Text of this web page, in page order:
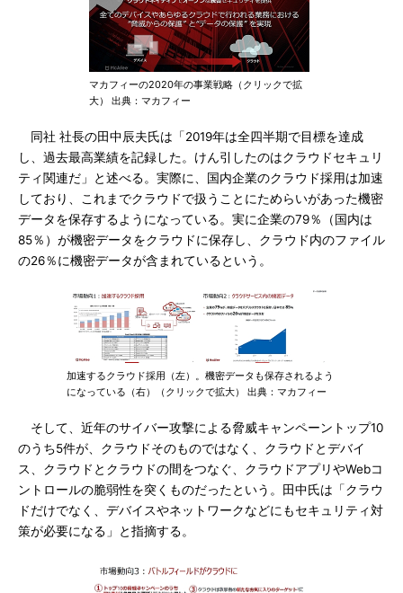
マカフィーの2020年の事業戦略（クリックで拡
大） 出典：マカフィー
同社 社長の田中辰夫氏は「2019年は全四半期で目標を達成
し、過去最高業績を記録した。けん引したのはクラウドセキュリ
ティ関連だ」と述べる。実際に、国内企業のクラウド採用は加速
しており、これまでクラウドで扱うことにためらいがあった機密
データを保存するようになっている。実に企業の79％（国内は
85％）が機密データをクラウドに保存し、クラウド内のファイル
の26％に機密データが含まれているという。
加速するクラウド採用（左）。機密データも保存されるよう
になっている（右）（クリックで拡大） 出典：マカフィー
そして、近年のサイバー攻撃による脅威キャンペーントップ10
のうち5件が、クラウドそのものではなく、クラウドとデバイ
ス、クラウドとクラウドの間をつなぐ、クラウドアプリやWebコ
ントロールの脆弱性を突くものだったという。田中氏は「クラウ
ドだけでなく、デバイスやネットワークなどにもセキュリティ対
策が必要になる」と指摘する。